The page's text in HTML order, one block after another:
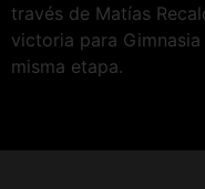
través de Matías
victoria para
misma etapa.